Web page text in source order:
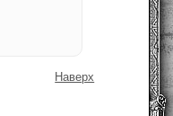
Наверх